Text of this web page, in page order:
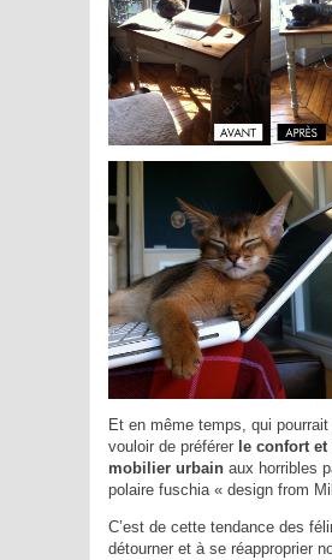
Et en même temps, qui pourrait
vouloir de préférer le confort
mobilier urbain aux horribles
polaire fuschia « design from
C’est de cette tendance des
détourner et à se réapproprier